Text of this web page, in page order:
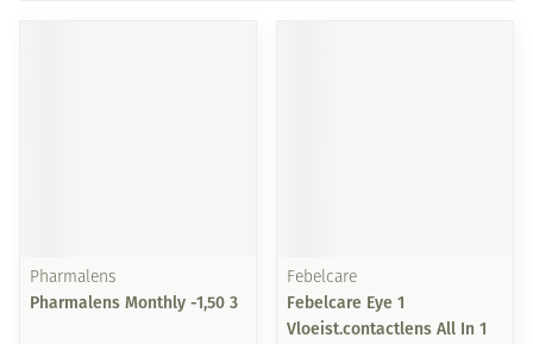
Pharmalens
Pharmalens Monthly -1,50 3
Febelcare
Febelcare Eye 1
Vloeist.contactlens All In 1